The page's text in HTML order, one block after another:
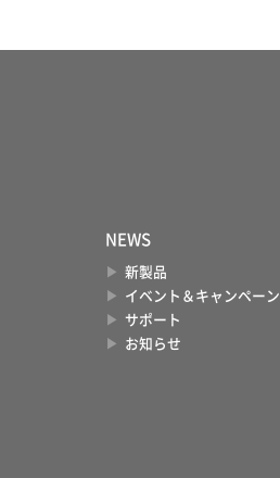
NEWS
新製品
イベント＆キャンペーン
サポート
お知らせ